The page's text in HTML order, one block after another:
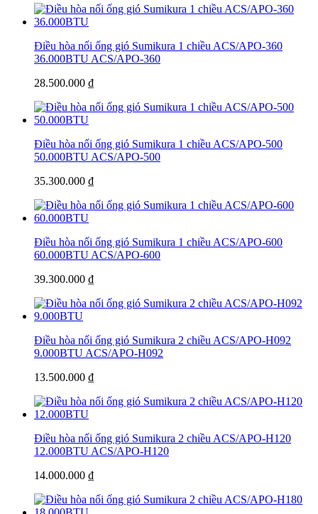
Điều hòa nối ống gió Sumikura 1 chiều ACS/APO-360
36.000BTU ACS/APO-360
28.500.000 ₫
Điều hòa nối ống gió Sumikura 1 chiều ACS/APO-500
50.000BTU ACS/APO-500
35.300.000 ₫
Điều hòa nối ống gió Sumikura 1 chiều ACS/APO-600
60.000BTU ACS/APO-600
39.300.000 ₫
Điều hòa nối ống gió Sumikura 2 chiều ACS/APO-H092
9.000BTU ACS/APO-H092
13.500.000 ₫
Điều hòa nối ống gió Sumikura 2 chiều ACS/APO-H120
12.000BTU ACS/APO-H120
14.000.000 ₫